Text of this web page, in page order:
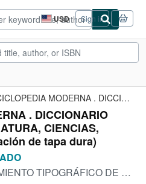
USD
Site
shopping
preferences
Sign in
ENCICLOPEDIA MODERNA . DICCIONARIO UNIVERSAL DE LITERATURA, ...
. DICCIONARIO
CIENCIAS,
de tapa dura)
DE MELLADO, Madrid, 1851